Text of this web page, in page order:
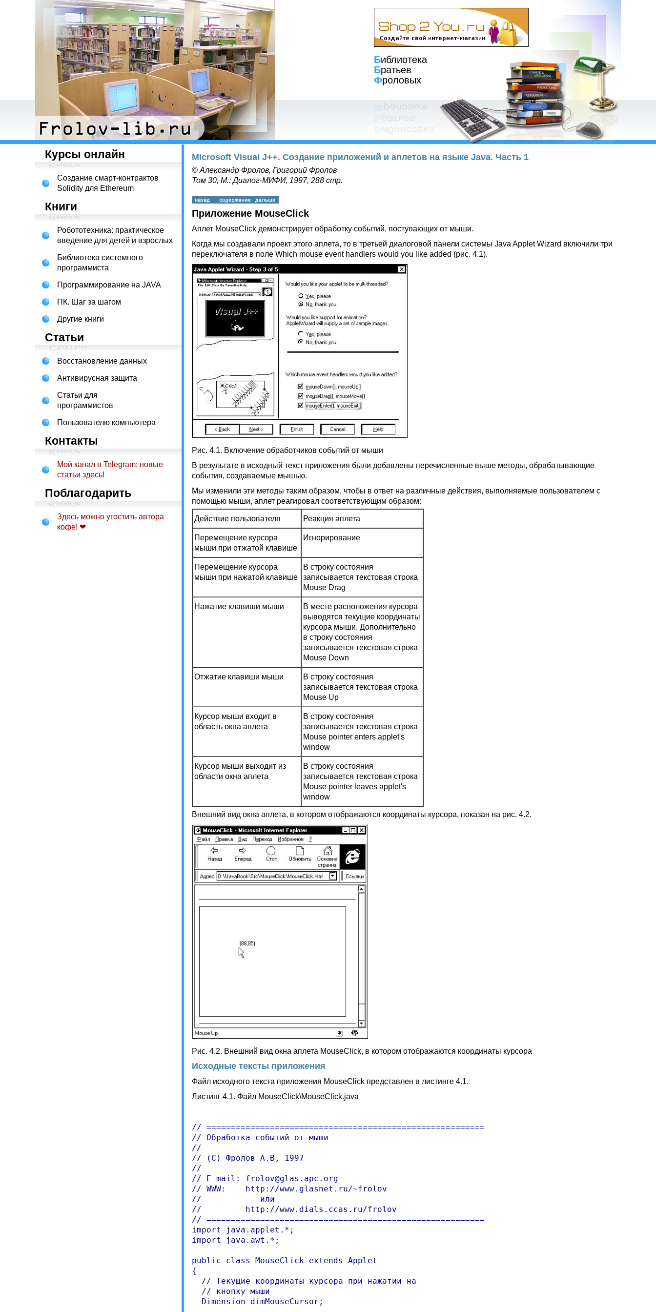
Библиотека
Братьев
Фроловых
Курсы онлайн
Создание смарт-контрактов
Solidity для Ethereum
Книги
Робототехника: практическое
введение для детей и взрослых
Библиотека системного
программиста
Программирование на JAVA
ПК. Шаг за шагом
Другие книги
Статьи
Восстановление данных
Антивирусная защита
Статьи для
программистов
Пользователю компьютера
Контакты
Мой канал в Telegram: новые
статьи здесь!
Поблагодарить
Здесь можно угостить автора
кофе! ❤
Microsoft Visual J++. Создание приложений и аплетов на языке Java. Часть 1
© Александр Фролов, Григорий Фролов
Том 30, М.: Диалог-МИФИ, 1997, 288 стр.
Приложение MouseClick
Аплет MouseClick демонстрирует обработку событий, поступающих от мыши.
Когда мы создавали проект этого аплета, то в третьей диалоговой панели системы Java Applet Wizard включили три
переключателя в поле Which mouse event handlers would you like added (рис. 4.1).
Рис. 4.1. Включение обработчиков событий от мыши
В результате в исходный текст приложения были добавлены перечисленные выше методы, обрабатывающие
события, создаваемые мышью.
Мы изменили эти методы таким образом, чтобы в ответ на различные действия, выполняемые пользователем с
помощью мыши, аплет реагировал соответствующим образом:
Действие пользователя Реакция аплета
Перемещение курсора
мыши при отжатой клавише
Игнорирование
Перемещение курсора
мыши при нажатой клавише
В строку состояния
записывается текстовая строка
Mouse Drag
Нажатие клавиши мыши
В месте расположения курсора
выводятся текущие координаты
курсора мыши. Дополнительно
в строку состояния
записывается текстовая строка
Mouse Down
Отжатие клавиши мыши
В строку состояния
записывается текстовая строка
Mouse Up
Курсор мыши входит в
область окна аплета
В строку состояния
записывается текстовая строка
Mouse pointer enters applet's
window
Курсор мыши выходит из
области окна аплета
В строку состояния
записывается текстовая строка
Mouse pointer leaves applet's
window
Внешний вид окна аплета, в котором отображаются координаты курсора, показан на рис. 4.2.
Рис. 4.2. Внешний вид окна аплета MouseClick, в котором отображаются координаты курсора
Исходные тексты приложения
Файл исходного текста приложения MouseClick представлен в листинге 4.1.
Листинг 4.1. Файл MouseClick\MouseClick.java
// =========================================================
// Обработка событий от мыши
//
// (C) Фролов А.В, 1997
//
// E-mail: frolov@glas.apc.org
// WWW:    http://www.glasnet.ru/~frolov
//            или
//         http://www.dials.ccas.ru/frolov
// =========================================================
import java.applet.*;
import java.awt.*;
public class MouseClick extends Applet
{
  // Текущие координаты курсора при нажатии на
  // кнопку мыши
  Dimension dimMouseCursor;